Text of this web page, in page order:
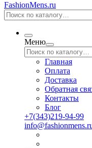
FashionMens.ru
Меню
Главная
Оплата
Доставка
Обратная
Контакты
Блог
+7(343)219-94-99